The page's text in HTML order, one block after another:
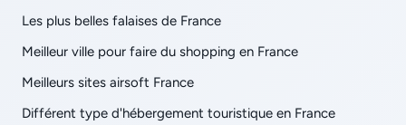
Les plus belles falaises de France
Meilleur ville pour faire du shopping en France
Meilleurs sites airsoft France
Différent type d'hébergement touristique en France